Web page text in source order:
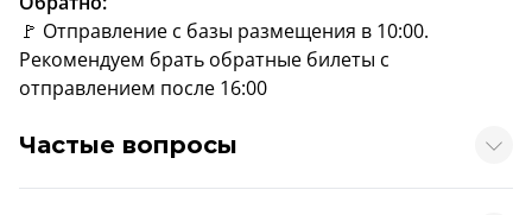
🚩 Отправление с базы размещения в 10:00.
Рекомендуем брать обратные билеты с
отправлением после 16:00
Частые вопросы